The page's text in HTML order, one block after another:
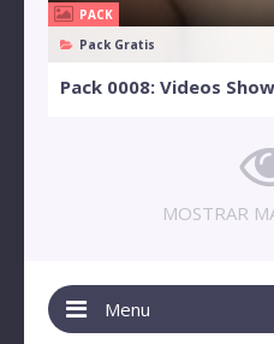
PACK
Pack Gratis
Pack 0008: Videos Show
MOSTRAR
Menu